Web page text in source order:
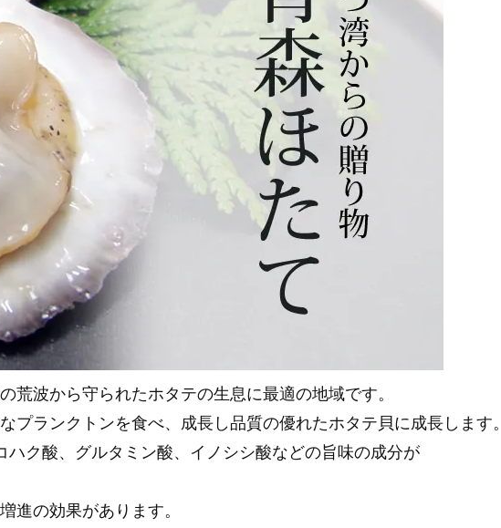
波から守られたホタテの生息に最適の地域です。
ランクトンを食べ、成長し品質の優れたホタテ貝に成長します。
ク酸、グルタミン酸、イノシシ酸などの旨味の成分が
進の効果があります。